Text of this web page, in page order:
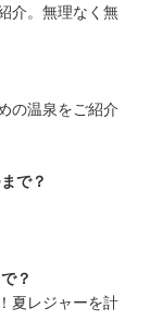
介。無理なく無
の温泉をご紹介
で？
？
夏レジャーを計